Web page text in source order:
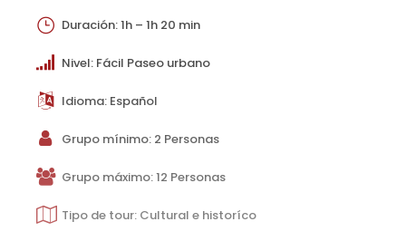
Duración: 1h – 1h 20 min
Nivel: Fácil Paseo urbano
Idioma: Español
Grupo mínimo: 2 Personas
Grupo máximo: 12 Personas
Tipo de tour: Cultural e historíco